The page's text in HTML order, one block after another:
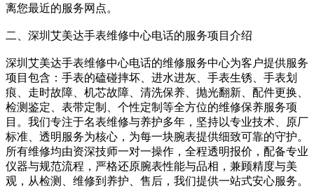
离您最近的服务网点。
二、深圳艾美达手表维修中心电话的服务项目介绍
深圳艾美达手表维修中心电话的维修服务中心为客户提供服务
项目包含：手表的磕碰摔坏、进水进灰、手表生锈、手表划
痕、走时故障、机芯故障、清洗保养、抛光翻新、配件更换、
检测鉴定、表带定制、个性定制等全方位的维修保养服务项
目。我们专注于名表维修与养护多年，坚持以专业技术、原厂
标准、透明服务为核心，为每一块腕表提供细致可靠的守护。
所有维修均由资深技师一对一操作，全程透明报价，配备专业
仪器与规范流程，严格还原腕表性能与品相，兼顾精度与美
观，从检测、维修到养护、售后，我们提供一站式安心服务。